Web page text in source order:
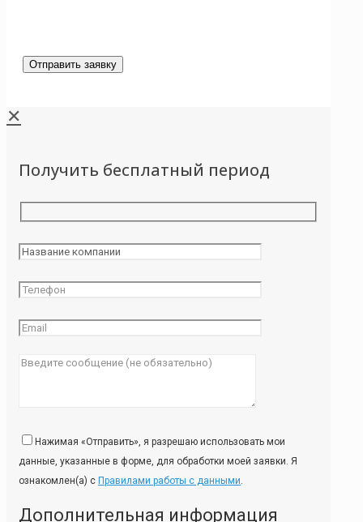
✕
Получить бесплатный период
Нажимая «Отправить», я разрешаю использовать мои
данные, указанные в форме, для обработки моей заявки. Я
ознакомлен(а) с Правилами работы с данными.
Дополнительная информация